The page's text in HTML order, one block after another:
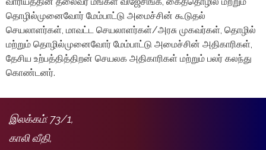
தொழில்முனைவோர் மேம்பாட்டு அமைச்சின் கூடுதல்
செயலாளர்கள், மாவட்ட செயலாளர்கள்/அரசு முகவர்கள், தொழில்
மற்றும் தொழில்முனைவோர் மேம்பாட்டு அமைச்சின் அதிகாரிகள்,
தேசிய உற்பத்தித்திறன் செயலக அதிகாரிகள் மற்றும் பலர் கலந்து
கொண்டனர்.
இலக்கம்: 73/1,
காலி வீதி,